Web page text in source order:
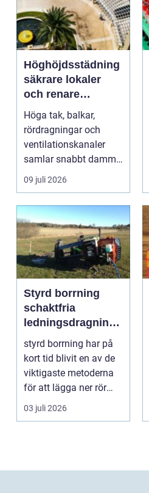
Höghöjdsstädning
säkrare lokaler
och renare
arbetsmiljö
Höga tak, balkar,
rördragningar och
ventilationskanaler
samlar snabbt damm,
smuts och partiklar. I
09 juli 2026
Styrd borrning
schaktfria
ledningsdragninga
r med hög
precision
styrd borrning har på
kort tid blivit en av de
viktigaste metoderna
för att lägga ner rör
och kablar...
03 juli 2026